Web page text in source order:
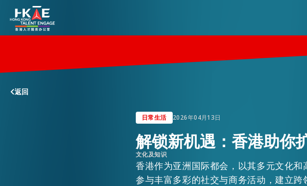
返回
日常生活 2026年04月13日
解锁新机遇：香港助你
文化及知识
香港作为亚洲国际都会，以其多元文化
参与丰富多彩的社交与商务活动，建立跨